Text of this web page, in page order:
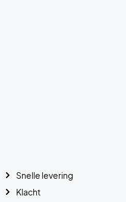
Snelle levering
Klacht